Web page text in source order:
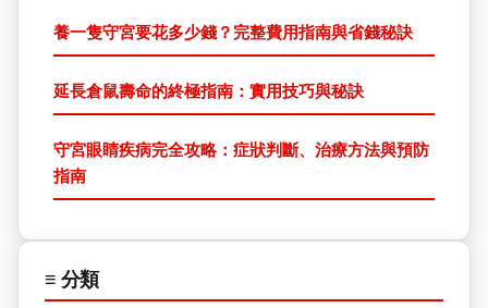
養一隻守宮要花多少錢？完整費用指南與省錢秘訣
延長倉鼠壽命的終極指南：實用技巧與秘訣
守宮眼睛疾病完全攻略：症狀判斷、治療方法與預防
指南
≡ 分類